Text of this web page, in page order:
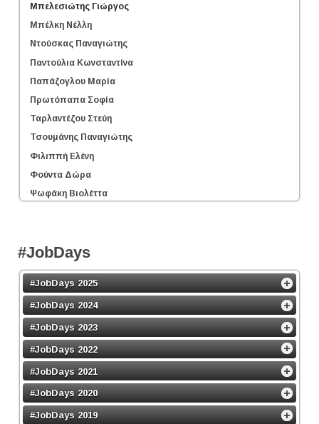
Μπελεσιώτης Γιώργος
Μπέλκη Νέλλη
Ντούσκας Παναγιώτης
Παντούλια Κωνσταντίνα
Παπάζογλου Μαρία
Πρωτόπαπα Σοφία
Ταρλαντέζου Στεύη
Τσουμάνης Παναγιώτης
Φιλιππή Ελένη
Φούντα Δώρα
Ψωφάκη Βιολέττα
#JobDays
#JobDays 2025
#JobDays 2024
#JobDays 2023
#JobDays 2022
#JobDays 2021
#JobDays 2020
#JobDays 2019